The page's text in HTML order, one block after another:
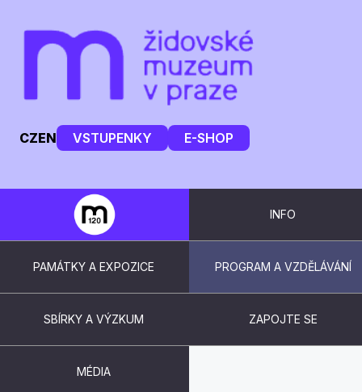
CZEN VSTUPENKY E-SHOP
INFO
PAMÁTKY A EXPOZICE PROGRAM A VZDĚLÁVÁNÍ
SBÍRKY A VÝZKUM ZAPOJTE SE
MÉDIA